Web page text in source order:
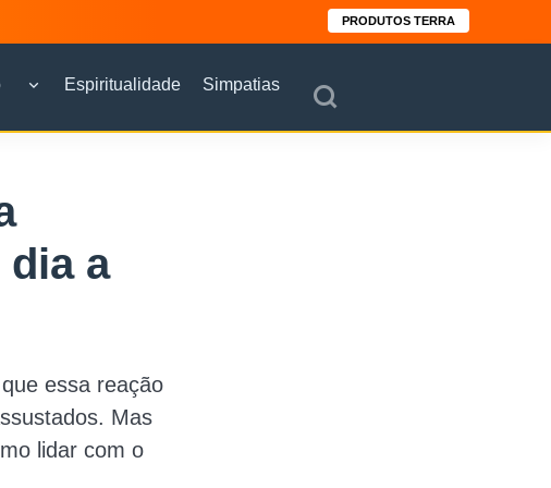
PRODUTOS TERRA
Espiritualidade Simpatias
a
essa reação
Mas
lidar com o